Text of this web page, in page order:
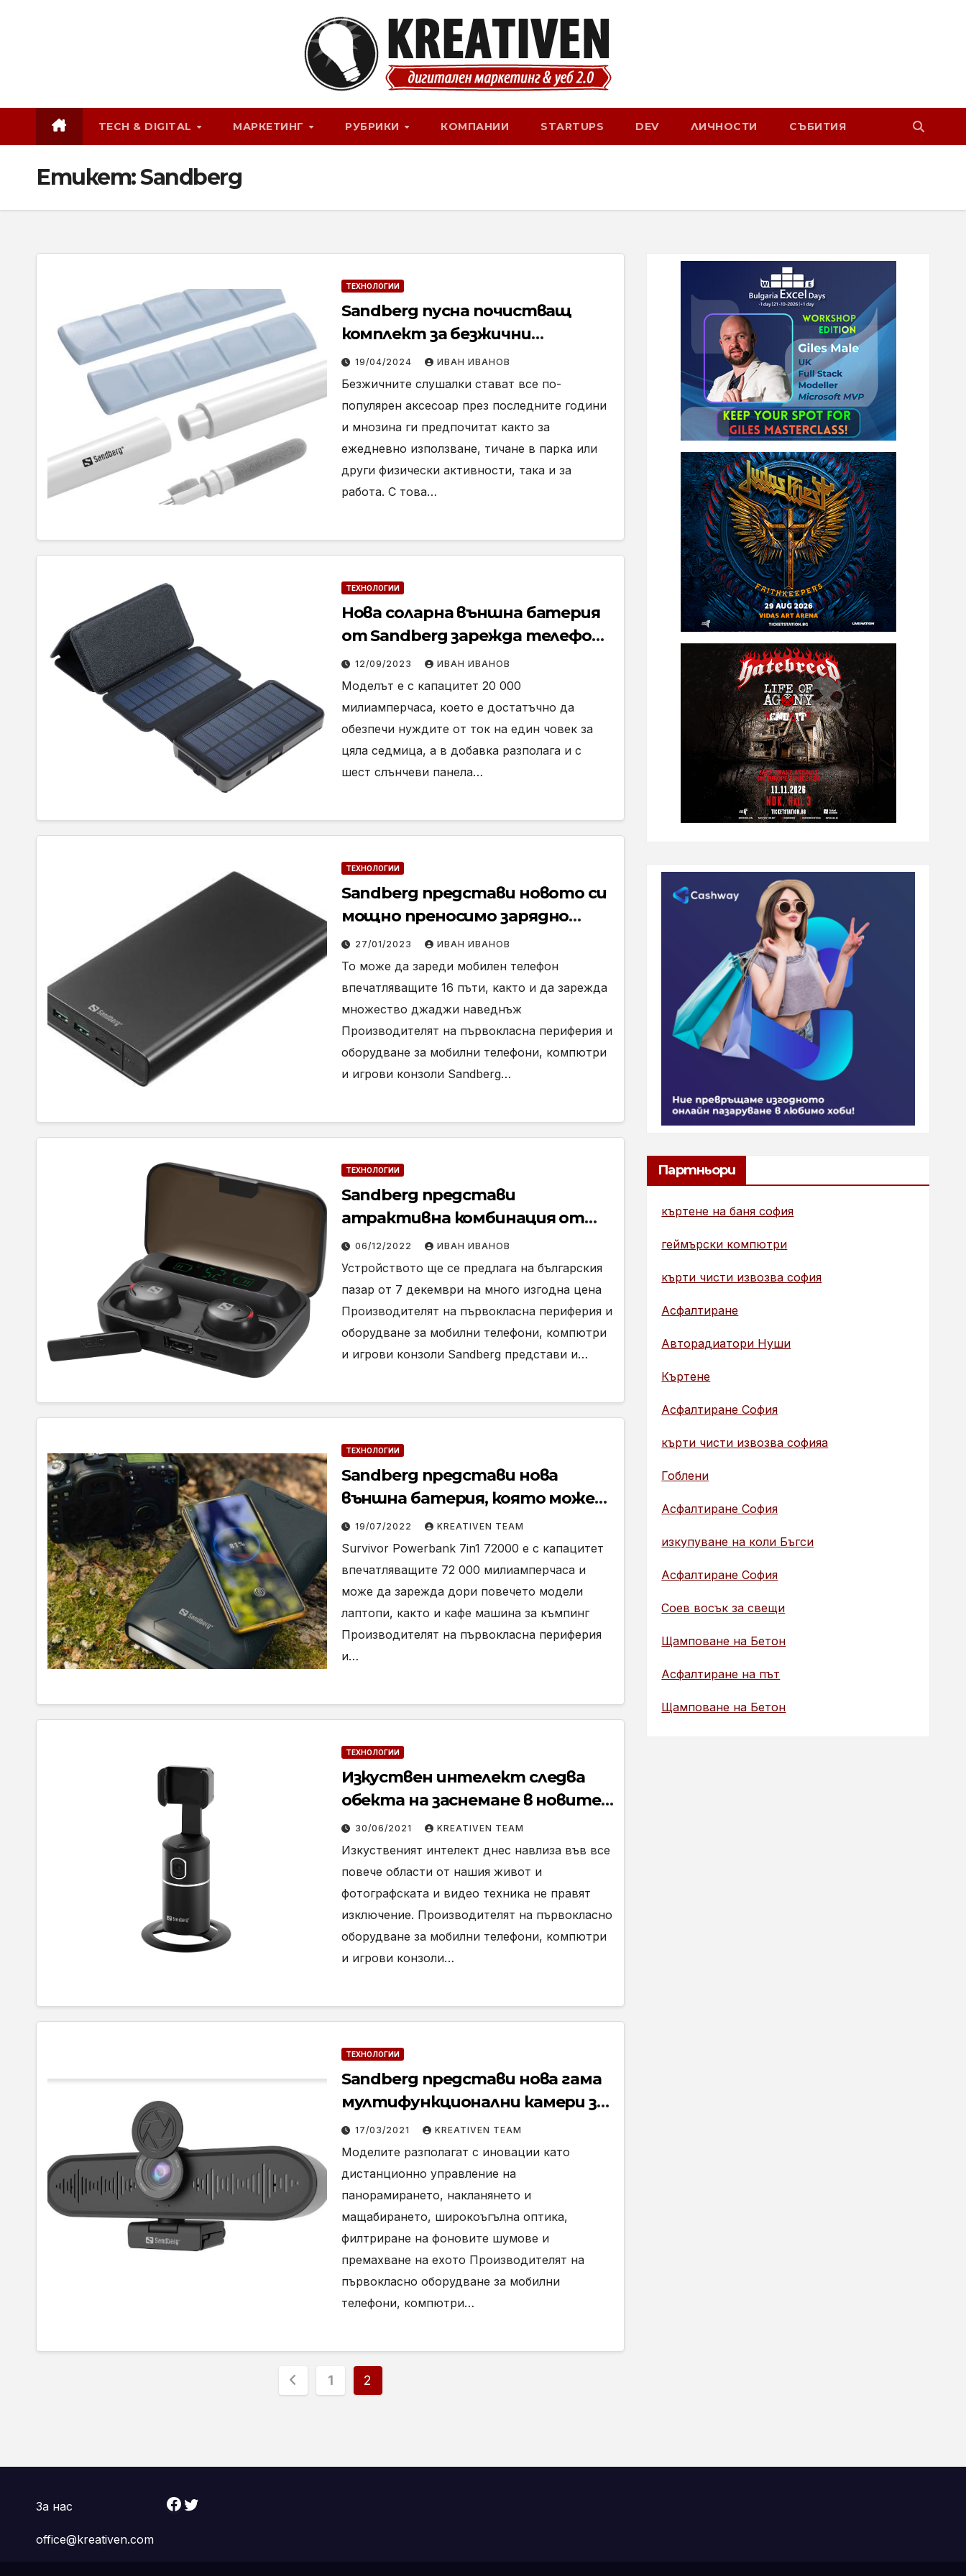
TECH & DIGITAL МАРКЕТИНГ РУБРИКИ КОМПАНИИ STARTUPS DEV ЛИЧНОСТИ СЪБИТИЯ
Етикет:Sandberg
ТЕХНОЛОГИИ
Sandberg пусна почистващ
комплект за безжични
слушалки
19/04/2024 ИВАН ИВАНОВ
Безжичните слушалки стават все по-
популярен аксесоар през последните години
и мнозина ги предпочитат както за
ежедневно използване, тичане в парка или
други физически активности, така и за
работа. С това…
ТЕХНОЛОГИИ
Нова соларна външна батерия
от Sandberg зарежда телефони
и компютри в движение
12/09/2023 ИВАН ИВАНОВ
Моделът е с капацитет 20 000
милиамперчаса, което е достатъчно да
обезпечи нуждите от ток на един човек за
цяла седмица, а в добавка разполага и с
шест слънчеви панела…
ТЕХНОЛОГИИ
Sandberg представи новото си
мощно преносимо зарядно
устройство за смартфони и
лаптопи Powerbank USB-C PD
100W 38400
27/01/2023 ИВАН ИВАНОВ
То може да зареди мобилен телефон
впечатляващите 16 пъти, както и да зарежда
множество джаджи наведнъж
Производителят на първокласна периферия и
оборудване за мобилни телефони, компютри
и игрови конзоли Sandberg…
ТЕХНОЛОГИИ
Sandberg представи
атрактивна комбинация от
безжични слушалки и външна
батерия
06/12/2022 ИВАН ИВАНОВ
Устройството ще се предлага на българския
пазар от 7 декември на много изгодна цена
Производителят на първокласна периферия и
оборудване за мобилни телефони, компютри
и игрови конзоли Sandberg представи и…
ТЕХНОЛОГИИ
Sandberg представи нова
външна батерия, която може
да обезпечи с енергия
смартфон цял месец, при
ежедневно зареждане
19/07/2022 KREATIVEN TEAM
Survivor Powerbank 7in1 72000 е с капацитет
впечатляващите 72 000 милиамперчаса и
може да зарежда дори повечето модели
лаптопи, както и кафе машина за къмпинг
Производителят на първокласна периферия
и…
ТЕХНОЛОГИИ
Изкуствен интелект следва
обекта на заснемане в новите
камери и стойки за смартфони
на Sandberg
30/06/2021 KREATIVEN TEAM
Изкуственият интелект днес навлиза във все
повече области от нашия живот и
фотографската и видео техника не правят
изключение. Производителят на първокласно
оборудване за мобилни телефони, компютри
и игрови конзоли…
ТЕХНОЛОГИИ
Sandberg представи нова гама
мултифункционални камери за
онлайн срещи
17/03/2021 KREATIVEN TEAM
Моделите разполагат с иновации като
дистанционно управление на
панорамирането, накланянето и
мащабирането, широкоъгълна оптика,
филтриране на фоновите шумове и
премахване на ехото Производителят на
първокласно оборудване за мобилни
телефони, компютри…
Разделяне
на
1 2
Партньори
къртене на баня софия
геймърски компютри
кърти чисти извозва софия
Асфалтиране
Авторадиатори Нуши
Къртене
Асфалтиране София
кърти чисти извозва софияа
Гоблени
Асфалтиране София
изкупуване на коли Бъгси
Асфалтиране София
Соев восък за свещи
Щамповане на Бетон
Асфалтиране на път
Щамповане на Бетон
За нас
office@kreativen.com
Facebook Twitter